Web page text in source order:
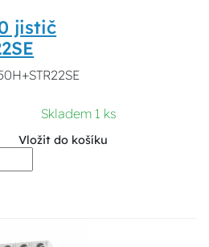
jistič
Skladem 1 ks
Vložit do košíku